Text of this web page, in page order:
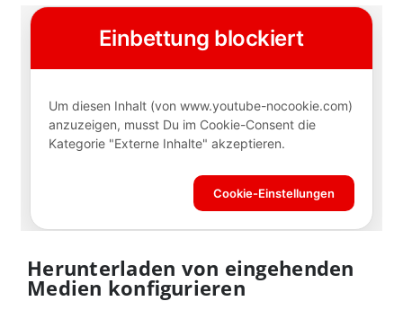
Herunterladen von eingehenden
Medien konfigurieren